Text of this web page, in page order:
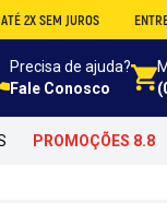
SEM JUROS
Precisa de ajuda?
Fale Conosco
PROMOÇÕES 8.8